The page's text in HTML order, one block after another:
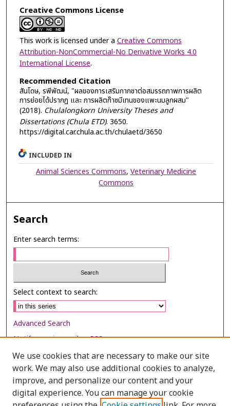
Creative Commons License
This work is licensed under a Creative Commons
Attribution-NonCommercial-No Derivative Works 4.0
International License.
Recommended Citation
สันโดษ, รพีพัฒน์, "ผลของการเสริมกากชาต่อสมรรถภาพการผลิต
การย่อยได้ปรากฏ และ การผลิตก๊าซมีเทนของแพะนมลูกผสม"
(2018). Chulalongkorn University Theses and
Dissertations (Chula ETD). 3650.
https://digital.car.chula.ac.th/chulaetd/3650
INCLUDED IN
Animal Sciences Commons,Veterinary Medicine
Commons
Search
Enter search terms:
Select context to search:
Advanced Search
Notify me via email orRSS
Browse
Collections
Disciplines
We use cookies that are necessary to make our site
work. We may also use additional cookies to analyze,
improve, and personalize our content and your
digital experience. You can manage your cookie